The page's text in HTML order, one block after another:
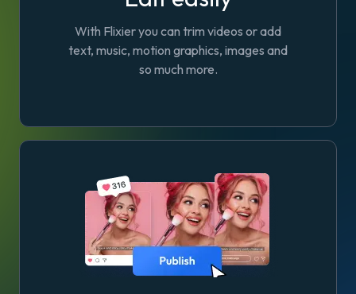
With Flixier you can trim videos or add
text, music, motion graphics, images and
so much more.